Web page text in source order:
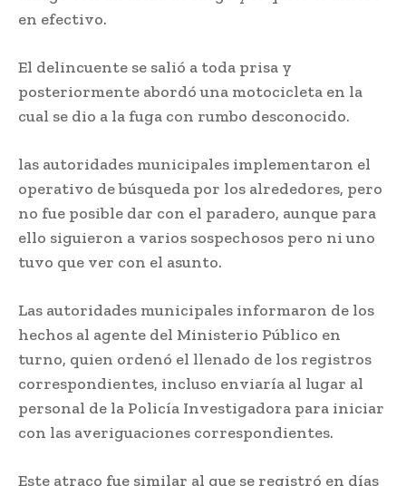
en efectivo.
El delincuente se salió a toda prisa y
posteriormente abordó una motocicleta en la
cual se dio a la fuga con rumbo desconocido.
las autoridades municipales implementaron el
operativo de búsqueda por los alrededores, pero
no fue posible dar con el paradero, aunque para
ello siguieron a varios sospechosos pero ni uno
tuvo que ver con el asunto.
Las autoridades municipales informaron de los
hechos al agente del Ministerio Público en
turno, quien ordenó el llenado de los registros
correspondientes, incluso enviaría al lugar al
personal de la Policía Investigadora para iniciar
con las averiguaciones correspondientes.
Este atraco fue similar al que se registró en días